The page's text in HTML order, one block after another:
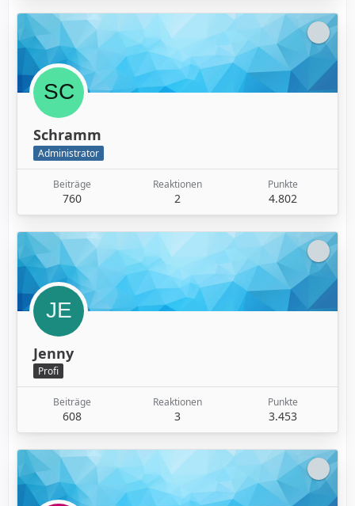
Schramm
Administrator
Beiträge
760
Reaktionen
2
Punkte
4.802
Jenny
Profi
Beiträge
608
Reaktionen
3
Punkte
3.453